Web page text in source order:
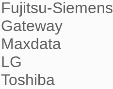
Fujitsu-Siemens
Gateway
Maxdata
LG
Toshiba